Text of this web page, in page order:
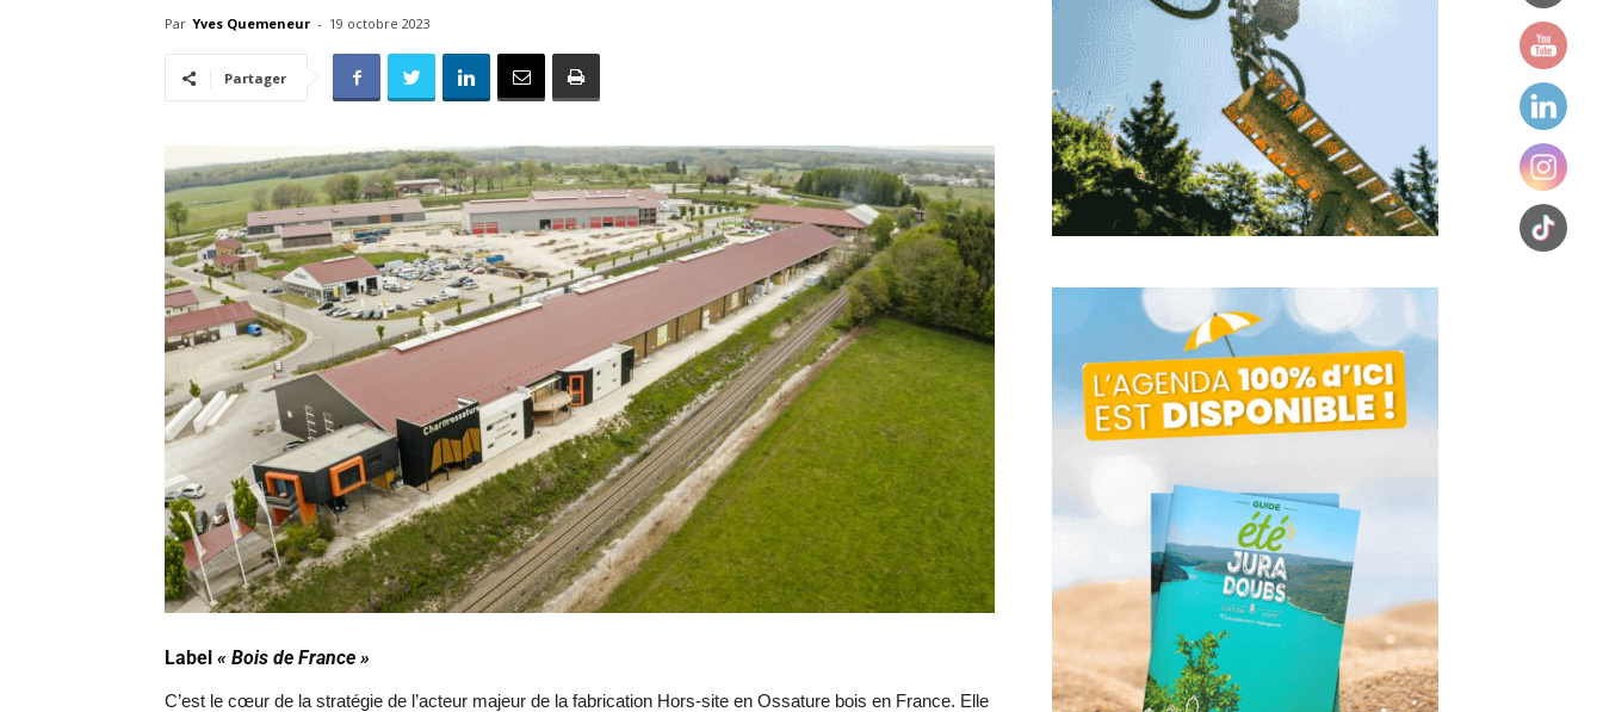
l'info
locale
–
Par Yves Quemeneur - 19 octobre 2023
Partager
Label « Bois de France »
C’est le cœur de la stratégie de l’acteur majeur de la fabrication Hors-site en Ossature bois en France. Elle